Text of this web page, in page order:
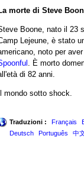
morte di Steve
Boone, nato il 23
Lejeune, è stato
noto per
. È morto
di 82 anni.
Il mondo sotto shock.
Traduzioni : Français
Deutsch
Português 中